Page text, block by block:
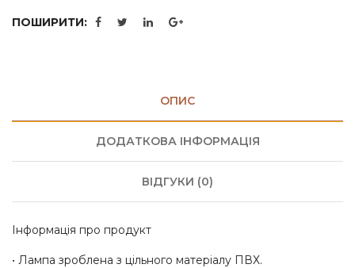
ПОШИРИТИ:
ОПИС
ДОДАТКОВА ІНФОРМАЦІЯ
ВІДГУКИ (0)
Інформація про продукт
• Лампа зроблена з цільного матеріалу ПВХ.